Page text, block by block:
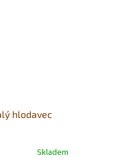
hlodavec
Skladem